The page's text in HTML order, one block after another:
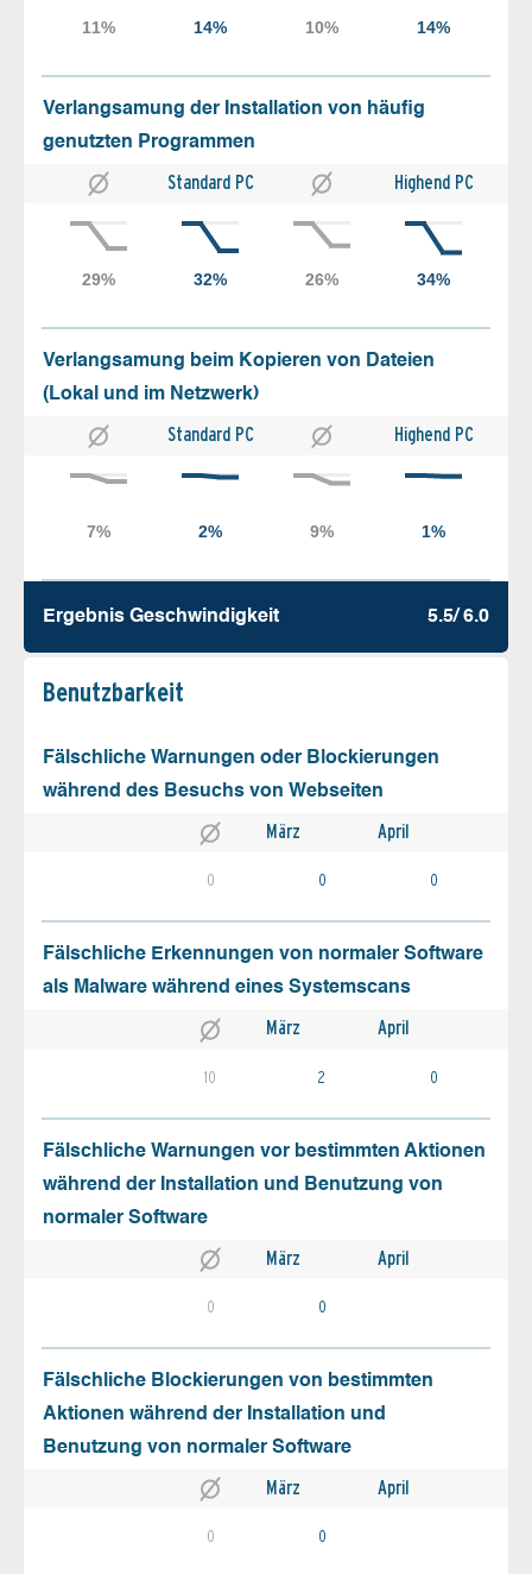
Verlangsamung der Installation von häufig
genutzten Programmen
Standard PC Highend PC
Verlangsamung beim Kopieren von Dateien
(Lokal und im Netzwerk)
Standard PC Highend PC
Ergebnis Geschw­indigkeit 5.5/ 6.0
Benutz­barkeit
Fälschliche Warnungen oder Blockierungen
während des Besuchs von Webseiten
März April
0 0 0
Fälschliche Erkennungen von normaler Software
als Malware während eines Systemscans
März April
10 2 0
Fälschliche Warnungen vor bestimmten Aktionen
während der Installation und Benutzung von
normaler Software
März April
0 0
Fälschliche Blockierungen von bestimmten
Aktionen während der Installation und
Benutzung von normaler Software
März April
0 0